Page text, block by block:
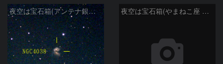
夜空は宝石箱(アンテナ銀河 NGC4038) Seestar50 夜空は宝石箱(やまねこ座 NGC2683) Seestar50